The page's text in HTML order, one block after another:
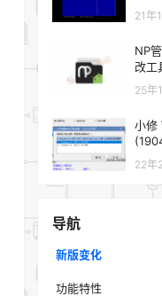
方法
21年
NP
改工
25年
小修
22年
导航
新版变化
功能特性